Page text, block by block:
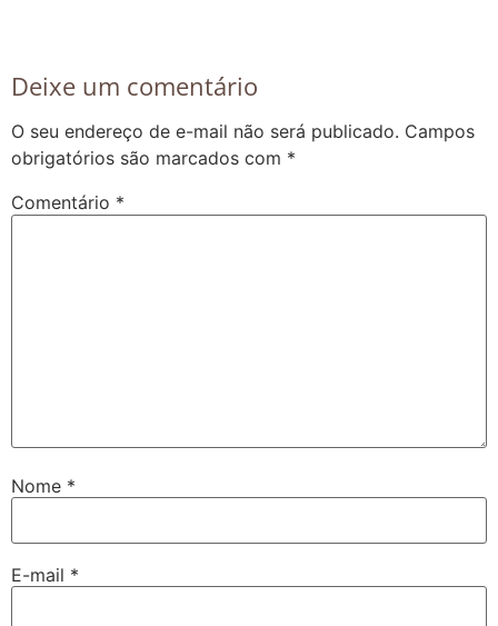
Deixe um comentário
O seu endereço de e-mail não será publicado. Campos
obrigatórios são marcados com *
Comentário *
Nome *
E-mail *